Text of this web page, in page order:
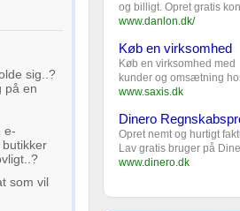
sig..?
på en
e-
som vil
og billigt. Opret gratis
www.danlon.dk/
Køb en virksomhed
Køb en virksomhed med
kunder og omsætning
www.saxis.dk
Dinero
Opret nemt og hurtigt
Lav gratis bruger på
www.dinero.dk